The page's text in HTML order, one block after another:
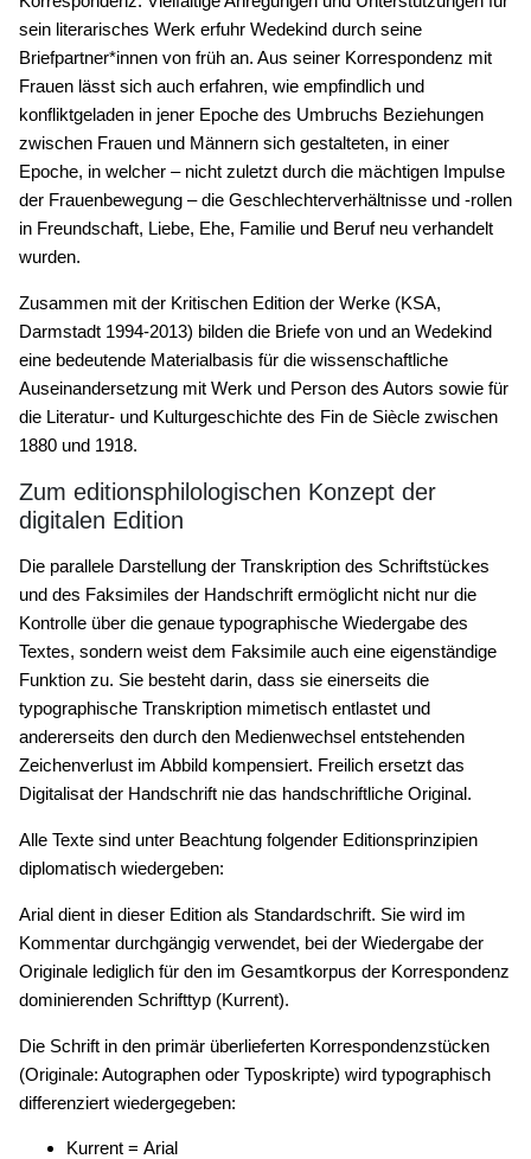
sein literarisches Werk erfuhr Wedekind durch seine
Briefpartner*innen von früh an. Aus seiner Korrespondenz mit
Frauen lässt sich auch erfahren, wie empfindlich und
konfliktgeladen in jener Epoche des Umbruchs Beziehungen
zwischen Frauen und Männern sich gestalteten, in einer
Epoche, in welcher – nicht zuletzt durch die mächtigen Impulse
der Frauenbewegung – die Geschlechterverhältnisse und -rollen
in Freundschaft, Liebe, Ehe, Familie und Beruf neu verhandelt
wurden.
Zusammen mit der Kritischen Edition der Werke (KSA,
Darmstadt 1994-2013) bilden die Briefe von und an Wedekind
eine bedeutende Materialbasis für die wissenschaftliche
Auseinandersetzung mit Werk und Person des Autors sowie für
die Literatur- und Kulturgeschichte des Fin de Siècle zwischen
1880 und 1918.
Zum editionsphilologischen Konzept der
digitalen Edition
Die parallele Darstellung der Transkription des Schriftstückes
und des Faksimiles der Handschrift ermöglicht nicht nur die
Kontrolle über die genaue typographische Wiedergabe des
Textes, sondern weist dem Faksimile auch eine eigenständige
Funktion zu. Sie besteht darin, dass sie einerseits die
typographische Transkription mimetisch entlastet und
andererseits den durch den Medienwechsel entstehenden
Zeichenverlust im Abbild kompensiert. Freilich ersetzt das
Digitalisat der Handschrift nie das handschriftliche Original.
Alle Texte sind unter Beachtung folgender Editionsprinzipien
diplomatisch wiedergeben:
Arial dient in dieser Edition als Standardschrift. Sie wird im
Kommentar durchgängig verwendet, bei der Wiedergabe der
Originale lediglich für den im Gesamtkorpus der Korrespondenz
dominierenden Schrifttyp (Kurrent).
Die Schrift in den primär überlieferten Korrespondenzstücken
(Originale: Autographen oder Typoskripte) wird typographisch
differenziert wiedergegeben:
Kurrent = Arial